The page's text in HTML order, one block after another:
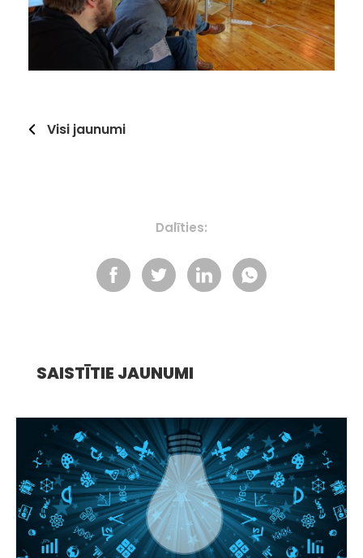
Visi jaunumi
Dalīties:
SAISTĪTIE JAUNUMI